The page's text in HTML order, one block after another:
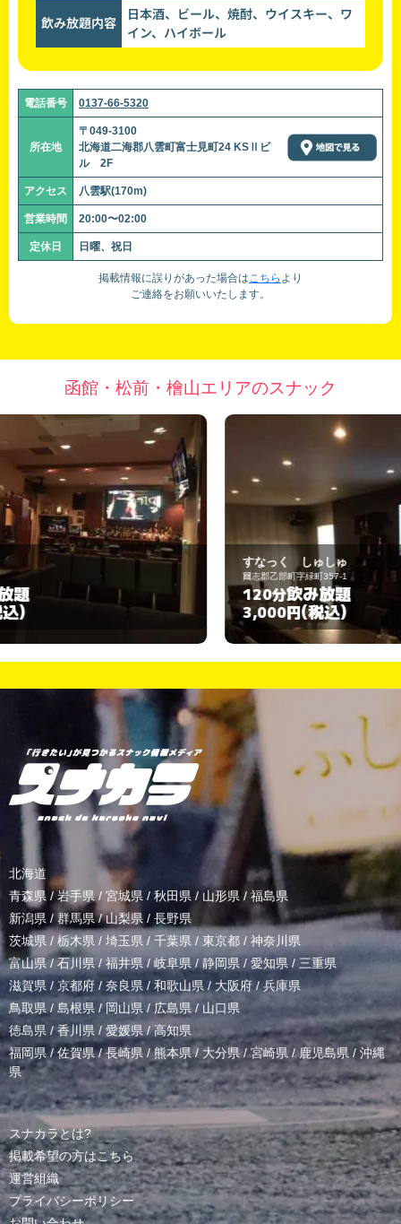
飲み放題内容
日本酒、ビール、焼酎、ウイスキー、ワ
イン、ハイボール
電話番号 0137-66-5320
所在地
〒049-3100
北海道二海郡八雲町富士見町24 KSⅡビ
ル 2F
アクセス 八雲駅(170m)
営業時間 20:00〜02:00
定休日 日曜、祝日
掲載情報に誤りがあった場合はこちら より
ご連絡をお願いいたします。
函館・松前・檜山エリアのスナック
すなっく しゅしゅ
120分 飲み放題
3,000円(税込)
北海道
青森県 / 岩手県/ 宮城県 / 秋田県 / 山形県/ 福島県
新潟県 /群馬県/山梨県 / 長野県
茨城県 / 栃木県 / 埼玉県 / 千葉県 / 東京都 / 神奈川県
富山県 /石川県/福井県/岐阜県 / 静岡県 / 愛知県 / 三重県
滋賀県 / 京都府 / 奈良県 / 和歌山県/ 大阪府 /兵庫県
鳥取県/ 島根県 /岡山県/ 広島県 / 山口県
徳島県 /香川県 / 愛媛県/高知県
福岡県/佐賀県/長崎県 /熊本県/ 大分県/宮崎県 /鹿児島県 / 沖縄
県
スナカラとは?
掲載希望の方はこちら
運営組織
プライバシーポリシー